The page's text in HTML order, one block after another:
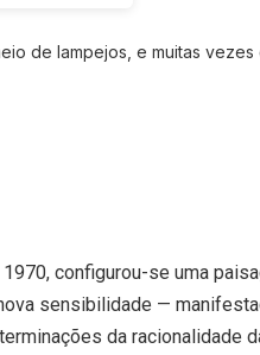
de lampejos, e muitas
configurou-se uma
sensibilidade —
da racionalidade